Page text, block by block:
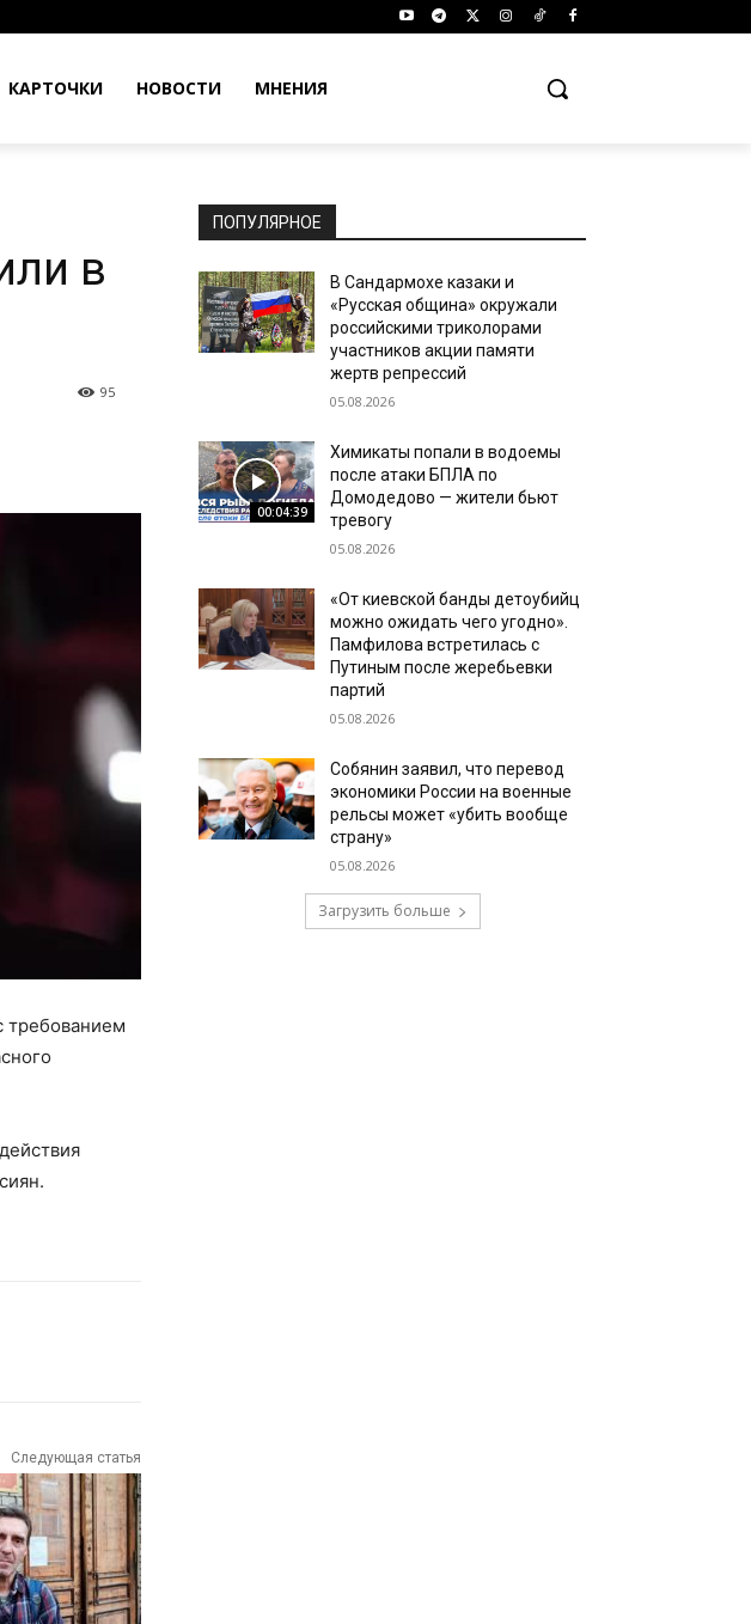
КАРТОЧКИ НОВОСТИ МНЕНИЯ
в
95
требованием
действия
Следующая статья
ПОПУЛЯРНОЕ
В Сандармохе казаки и
«Русская община» окружали
российскими триколорами
участников акции памяти
жертв репрессий
05.08.2026
00:04:39
Химикаты попали в водоемы
после атаки БПЛА по
Домодедово — жители бьют
тревогу
05.08.2026
«От киевской банды детоубийц
можно ожидать чего угодно».
Памфилова встретилась с
Путиным после жеребьевки
партий
05.08.2026
Собянин заявил, что перевод
экономики России на военные
рельсы может «убить вообще
страну»
05.08.2026
Загрузить больше